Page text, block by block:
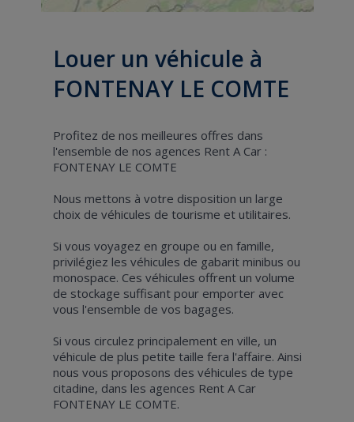
Louer un véhicule à
FONTENAY LE COMTE
Profitez de nos meilleures offres dans
l'ensemble de nos agences Rent A Car :
FONTENAY LE COMTE
Nous mettons à votre disposition un large
choix de véhicules de tourisme et utilitaires.
Si vous voyagez en groupe ou en famille,
privilégiez les véhicules de gabarit minibus ou
monospace. Ces véhicules offrent un volume
de stockage suffisant pour emporter avec
vous l'ensemble de vos bagages.
Si vous circulez principalement en ville, un
véhicule de plus petite taille fera l'affaire. Ainsi
nous vous proposons des véhicules de type
citadine, dans les agences Rent A Car
FONTENAY LE COMTE.